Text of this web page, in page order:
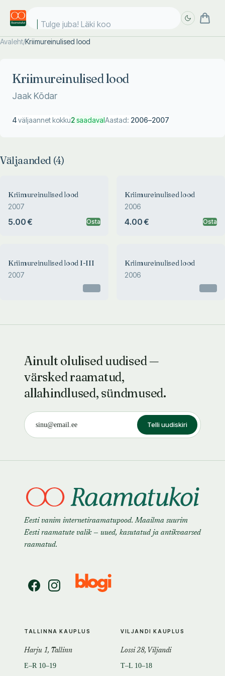
Tulge juba! Läki kool
Avaleht/Kriimureinulised lood
Kriimureinulised lood
Jaak Kõdar
4väljaannet kokku2saadavalAastad: 2006–2007
Väljaanded (4)
Kriimureinulised lood
2007
5.00 € Osta
Kriimureinulised lood
2006
4.00 € Osta
Kriimureinulised lood I-III
2007
Kriimureinulised lood
2006
Ainult olulised uudised —
värsked raamatud,
allahindlused, sündmused.
Telli uudiskiri
Eesti vanim internetiraamatupood. Maailma suurim
Eesti raamatute valik — uued, kasutatud ja antikvaarsed
raamatud.
TALLINNA KAUPLUS
Harju 1, Tallinn
E–R 10–19
VILJANDI KAUPLUS
Lossi 28, Viljandi
T–L 10–18